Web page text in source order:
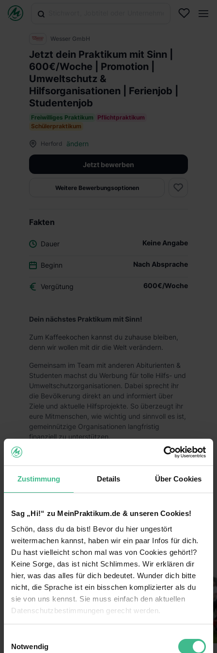
Zustimmung Details Über Cookies
Sag „Hi!“ zu MeinPraktikum.de & unseren Cookies!
Schön, dass du da bist! Bevor du hier ungestört
weitermachen kannst, haben wir ein paar Infos für dich.
Du hast vielleicht schon mal was von Cookies gehört!?
Keine Sorge, das ist nicht Schlimmes. Wir erklären dir
hier, was das alles für dich bedeutet. Wunder dich bitte
nicht, die Sprache ist ein bisschen komplizierter als du
sie von uns kennst. Sie muss einfach den aktuellen
Datenschutzbestimmungen gerecht werden.
Notwendig
Wesser GmbH
Jetzt dein Praktikum mit Sinn |
600€/Woche | Promotion |
Umweltschutz &
Hilfsorganisationen | Ferienjob |
Studentenjob
Freiwilliges Praktikum
Pflichtpraktikum
Schülerpraktikum
Herford ändern
Jetzt bewerben
Weitere Bewerbungsoptionen
Fakten
Dauer Keine Angabe
Beginn Nach Absprache
Vergütung 600€/Woche
Dein nächstes Praktikum mit Sinn!
Zum Kaffeekochen kannst du zuhause bleiben,
denn wir wollen mit dir die Welt verändern.
Gemeinsam im Team mit anderen Abiturienten &
Studenten machst du Werbung für tolle Hilfs- und
Umweltschutzorganisationen. Dabei sprecht ihr
die Bevölkerung direkt an und informiert über
Ziele und aktuelle Hilfsprojekte. So überzeugt ihr
eure Mitmenschen, wie wichtig und sinnvoll es ist,
gemeinnützige Organisationen langfristig
finanziell zu unterstützen.
Das heißt, du trägst durch dein Praktikum aktiv
dazu bei, dass großartige Hilfsprojekte zum
Schutz von Mensch, Tier und Umwelt nachhaltig
umgesetzt werden können!
Deutschlands größte Städte für dich!
Lerne coole neue Leute kennen und arbeite im
Verdiene 600€/Woche
Sichere dir darüber hinaus Prämien durch deine
Lass dich von uns coachen & erhalte nach
weiterlesen
Bilder